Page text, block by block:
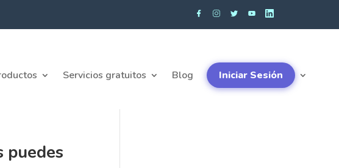
Servicios gratuitos Blog Iniciar Sesión
puedes